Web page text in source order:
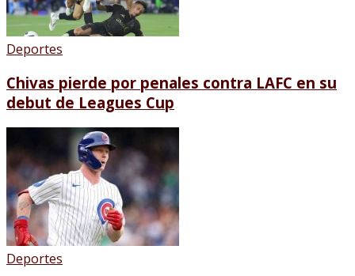
Deportes
Chivas pierde por penales contra LAFC en su
debut de Leagues Cup
Deportes